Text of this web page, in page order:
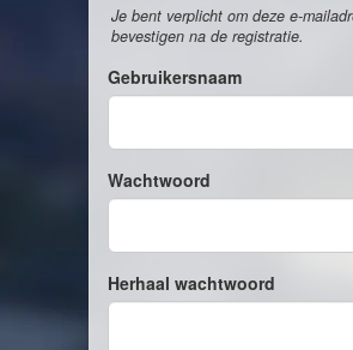
Je bent verplicht om deze e-
bevestigen na de registratie.
Gebruikersnaam
Wachtwoord
Herhaal wachtwoord